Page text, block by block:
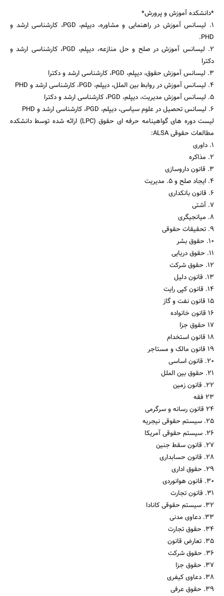
*دانشکده آموزش و پرورش*
1. لیسانس آموزش در راهنمایی و مشاوره، دیپلم، PGD، کارشناسی ارشد و
PHD.
2. لیسانس آموزش در صلح و حل منازعه، دیپلم، PGD، کارشناسی ارشد و
دکترا
3. لیسانس آموزش حقوق، دیپلم، PGD، کارشناسی ارشد و دکترا
4. لیسانس آموزش در روابط بین الملل، دیپلم، PGD، کارشناسی ارشد و PHD
5. لیسانس آموزش مدیریت، دیپلم، PGD، کارشناسی ارشد و دکترا
6. لیسانس تحصیل در علوم سیاسی، دیپلم، PGD، کارشناسی ارشد و PHD
لیست دوره های گواهینامه حرفه ای حقوق (LPC) ارائه شده توسط دانشکده
مطالعات حقوقی ALSA:
1. داوری
2. مذاکره
3. قانون داروسازی
4. ایجاد صلح و 5. مدیریت
6. قانون بانکداری
7. آشتی
8. میانجیگری
9. تحقیقات حقوقی
10. حقوق بشر
11. حقوق دریایی
12. حقوق شرکت
13. قانون دلیل
14. قانون کپی رایت
15 قانون نفت و گاز
16 قانون خانواده
17 حقوق جزا
18 قانون استخدام
19 قانون مالک و مستاجر
20. قانون اساسی
21. حقوق بین الملل
22. قانون زمین
23 فقه
24 قانون رسانه و سرگرمی
25. سیستم حقوقی نیجریه
26. سیستم حقوقی آمریکا
27. قانون سقط جنین
28. قانون حسابداری
29. حقوق اداری
30. قانون هوانوردی
31. قانون تجارت
32. سیستم حقوقی کانادا
33. دعاوی مدنی
34. حقوق تجارت
35. تعارض قانون
36. حقوق شرکت
37. حقوق جزا
38. دعاوی کیفری
39. حقوق عرفی